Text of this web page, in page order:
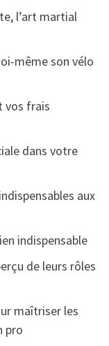
l’art martial
même son vélo
vos frais
dans votre
aux
indispensable
de leurs rôles
maîtriser les
pro